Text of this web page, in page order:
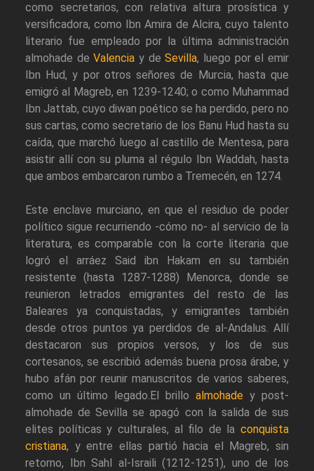
como secretarios, con relativa altura prosística y
versificadora, como Ibn Amira de Alcira, cuyo talento
literario fue empleado por la última administración
almohade deValencia y deSevilla, luego por el emir
Ibn Hud, y por otros señores de Murcia, hasta que
emigró al Magreb, en 1239-1240; o como Muhammad
Ibn Jattab, cuyo diwan poético se ha perdido, pero no
sus cartas, como secretario de los Banu Hud hasta su
caída, que marchó luego al castillo de Mentesa, para
asistir allí con su pluma al régulo Ibn Waddah, hasta
que ambos embarcaron rumbo a Tremecén, en 1274.
Este enclave murciano, en que el residuo de poder
político sigue recurriendo -cómo no- al servicio de la
literatura, es comparable con la corte literaria que
logró el arráez Said ibn Hakam en su también
resistente (hasta 1287-1288) Menorca, donde se
reunieron letrados emigrantes del resto de las
Baleares ya conquistadas, y emigrantes también
desde otros puntos ya perdidos de al-Andalus. Allí
destacaron sus propios versos, y los de sus
cortesanos, se escribió además buena prosa árabe, y
hubo afán por reunir manuscritos de varios saberes,
como un último legado.El brillo almohade y post-
almohade de Sevilla se apagó con la salida de sus
elites políticas y culturales, al filo de la conquista
cristiana, y entre ellas partió hacia el Magreb, sin
retorno, Ibn Sahl al-Israili (1212-1251), uno de los